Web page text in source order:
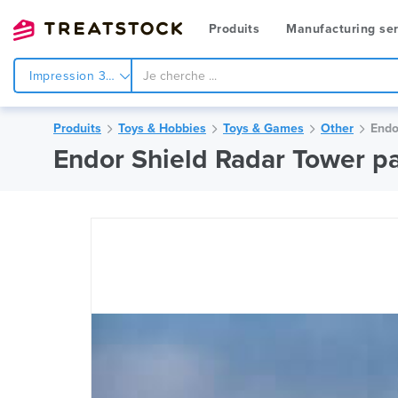
Produits Manufacturing
Impression 3d
Produits Toys & Hobbies Toys & Games Other
Endor Shield Radar Tower